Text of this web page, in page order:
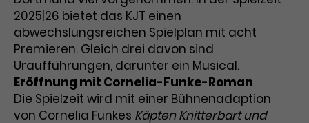
2025|26 bietet das KJT einen
abwechslungsreichen Spielplan mit acht
Premieren. Gleich drei davon sind
Uraufführungen, darunter ein Musical.
Eröffnung mit Cornelia-Funke-Roman
Die Spielzeit wird mit einer Bühnenadaption
von Cornelia Funkes Käpten Knitterbart und